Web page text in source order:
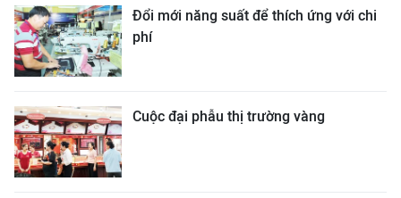
Đổi mới năng suất để thích ứng với chi
phí
Cuộc đại phẫu thị trường vàng